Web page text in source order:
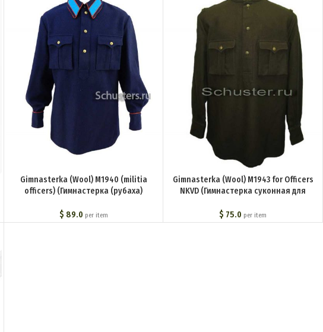
Gimnasterka (Wool) M1940 (militia
officers) (Гимнастерка (рубаха)
(милиция)) M3-068-U
$ 89.0 per item
Gimnasterka (Wool) M1943 for Officers
NKVD (Гимнастерка суконная для
(пограничные войска НКВД)) M3-046-U
$ 75.0 per item